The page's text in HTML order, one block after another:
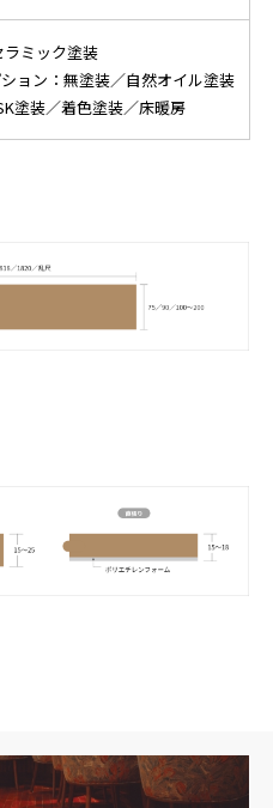
ラミック塗装
ョン：無塗装／自然オイル塗装
塗装／着色塗装／床暖房